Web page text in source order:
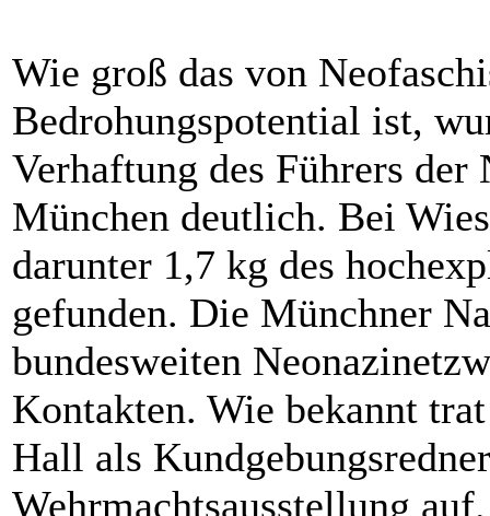
Wie groß das von
Bedrohungspotential ist,
Verhaftung des Führers
München deutlich. Bei
darunter 1,7 kg des
gefunden. Die Münchner
bundesweiten
Kontakten. Wie bekannt
Hall als
Wehrmachtsausstellung auf.